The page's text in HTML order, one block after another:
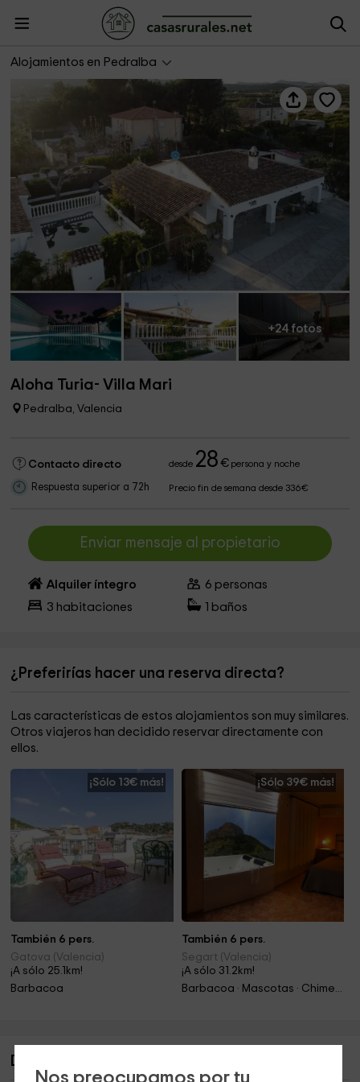
Alojamientos en Pedralba
Aloha Turia- Villa Mari
+24 fotos
Aloha Turia- Villa Mari
Pedralba, Valencia
Contacto directo desde 28 €persona y noche
Respuesta superior a 72h Precio fin de semana desde 336€
Enviar mensaje al propietario
Alquiler íntegro 6 personas
3 habitaciones baños
¿Preferirías hacer una reserva directa?
Las características de estos alojamientos son muy similares.
Otros viajeros han decidido reservar directamente con
ellos.
¡Sólo 13€ más!
También 6 pers.
Gatova (Valencia)
¡A sólo 25.1km!
Barbacoa
¡Sólo 39€ más!
También 6 pers.
Segart (Valencia)
¡A sólo 31.2km!
Barbacoa · Mascotas · Chimenea
Descripción de Aloha Turia- Villa Mari